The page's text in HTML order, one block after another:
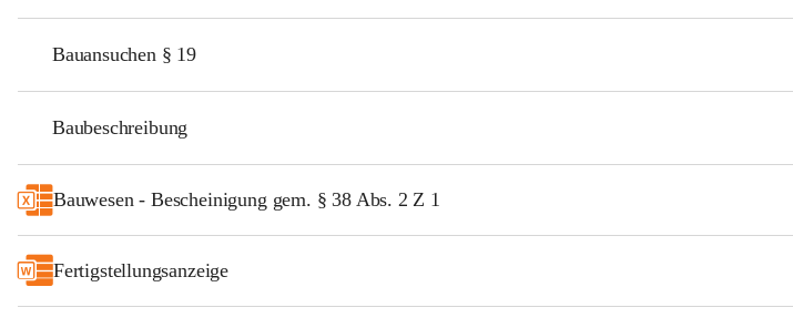
Bauansuchen § 19
Baubeschreibung
Bauwesen - Bescheinigung gem. § 38 Abs. 2 Z 1
Fertigstellungsanzeige